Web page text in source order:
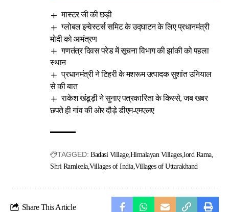
मास्टर जी की छड़ी
ग्लोबल इन्वेस्टर्स समिट के उद्घाटन के लिए प्रधानमंत्री
मोदी को आमंत्रण
गणतंत्र दिवस परेड में सूचना विभाग की झांकी को पहला
स्थान
प्रधानमंत्री ने टिहरी के मशरूम उत्पादक सुशांत उनियाल
से की बात
राकेश खंडूड़ी ने सुनाए पत्रकारिता के किस्से, जब खबर
छपते ही गांव की ओर दौड़े डीएम-एमएलए
TAGGED: Badasi Village Himalayan Villages lord Rama
Shri Ramleela Villages of India Villages of Uttarakhand
Share This Article